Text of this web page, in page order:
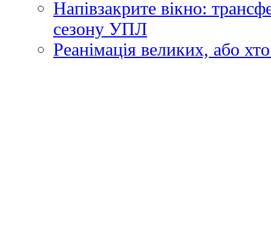
Напівзакрите вікно:
сезону УПЛ
Реанімація великих, або